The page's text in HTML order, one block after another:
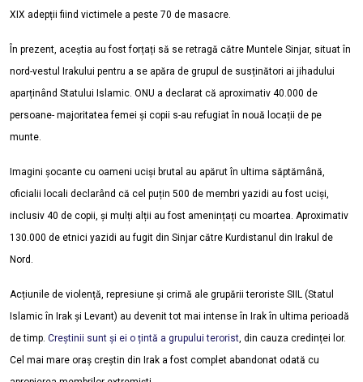
XIX adepții fiind victimele a peste 70 de masacre.
În prezent, aceștia au fost forțați să se retragă către Muntele Sinjar, situat în
nord-vestul Irakului pentru a se apăra de grupul de susținători ai jihadului
aparținând Statului Islamic. ONU a declarat că aproximativ 40.000 de
persoane- majoritatea femei și copii s-au refugiat în nouă locații de pe
munte.
Imagini șocante cu oameni uciși brutal au apărut în ultima săptămână,
oficialii locali declarând că cel puțin 500 de membri yazidi au fost uciși,
inclusiv 40 de copii, și mulți alții au fost amenințați cu moartea. Aproximativ
130.000 de etnici yazidi au fugit din Sinjar către Kurdistanul din Irakul de
Nord.
Acțiunile de violență, represiune și crimă ale grupării teroriste SIIL (Statul
Islamic în Irak și Levant) au devenit tot mai intense în Irak în ultima perioadă
de timp. Creștinii sunt și ei o țintă a grupului terorist, din cauza credinței lor.
Cel mai mare oraș creștin din Irak a fost complet abandonat odată cu